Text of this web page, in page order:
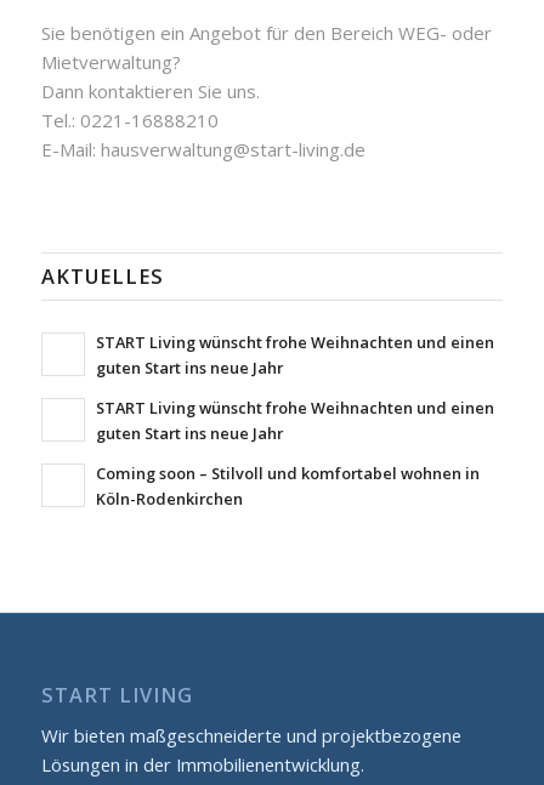
Sie benötigen ein Angebot für den Bereich WEG- oder
Mietverwaltung?
Dann kontaktieren Sie uns.
Tel.: 0221-16888210
E-Mail: hausverwaltung@start-living.de
AKTUELLES
START Living wünscht frohe Weihnachten und einen
guten Start ins neue Jahr
START Living wünscht frohe Weihnachten und einen
guten Start ins neue Jahr
Coming soon – Stilvoll und komfortabel wohnen in
Köln-Rodenkirchen
START LIVING
Wir bieten maßgeschneiderte und projektbezogene
Lösungen in der Immobilienentwicklung.